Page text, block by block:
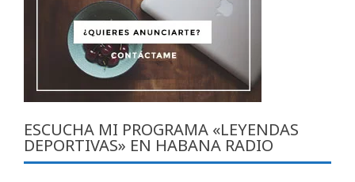
ESCUCHA MI PROGRAMA «LEYENDAS
DEPORTIVAS» EN HABANA RADIO